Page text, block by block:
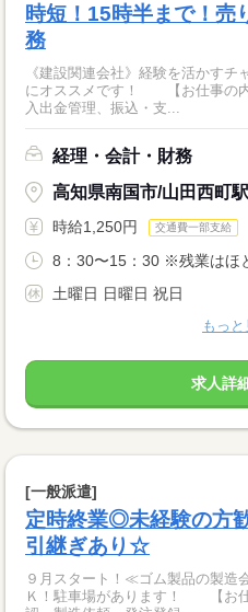
時短！15時半まで！売
務
《建設関連会社》経験を活かす
にオススメです！ 【お仕事の内
入出金管理、振込・支...
経理・会計・財務
高知県南国市/山田西町駅
時給1,250円 交通費一部支給
8：30〜15：30 ※残業はほ
土曜日 日曜日 祝日
もっと
求人詳
[一般派遣]
定時終業◎未経験の方
引継ぎあり☆
９月スタート！≪ゴム製品の製造
Ｋ！駐車場があります！ 【お